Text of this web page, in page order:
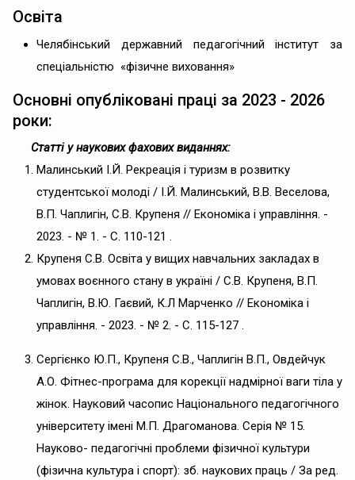
Освіта
Челябінський державний педагогічний інститут за
спеціальністю «фізичне виховання»
Основні опубліковані праці за 2023 - 2026
роки:
Статті у наукових фахових виданнях:
Малинський І.Й. Рекреація і туризм в розвитку
студентської молоді / І.Й. Малинський, В.В. Веселова,
В.П. Чаплигін, С.В. Крупеня // Економіка і управління. -
2023. - № 1. - С. 110-121 .
Крупеня С.В. Освіта у вищих навчальних закладах в
умовах воєнного стану в україні / С.В. Крупеня, В.П.
Чаплигін, В.Ю. Гаєвий, К.Л Марченко // Економіка і
управління. - 2023. - № 2. - С. 115-127 .
Сергієнко Ю.П., Крупеня С.В., Чаплигін В.П., Овдейчук
А.О. Фітнес-програма для корекції надмірної ваги тіла у
жінок. Науковий часопис Національного педагогічного
університету імені М.П. Драгоманова. Серія № 15.
Науково- педагогічні проблеми фізичної культури
(фізична культура і спорт): зб. наукових праць / За ред.